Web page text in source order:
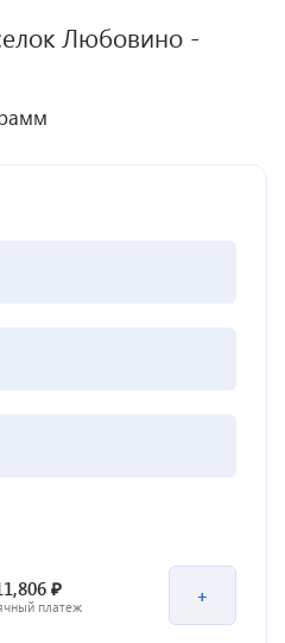
Любовино -
₽
платеж +